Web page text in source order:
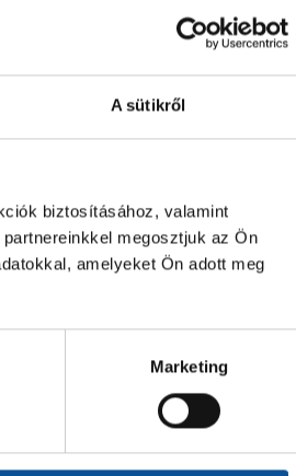
A sütikről
biztosításához, valamint
megosztjuk az Ön
amelyeket Ön adott meg
Marketing